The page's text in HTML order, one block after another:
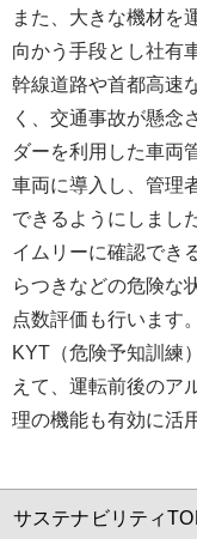
また、大きな機材を
向かう手段とし社有
幹線道路や首都高速
く、交通事故が懸念
ダーを利用した車両
車両に導入し、管理
できるようにしまし
イムリーに確認でき
らつきなどの危険な
点数評価も行います
KYT（危険予知訓練
えて、運転前後のア
理の機能も有効に活
サステナビリティ